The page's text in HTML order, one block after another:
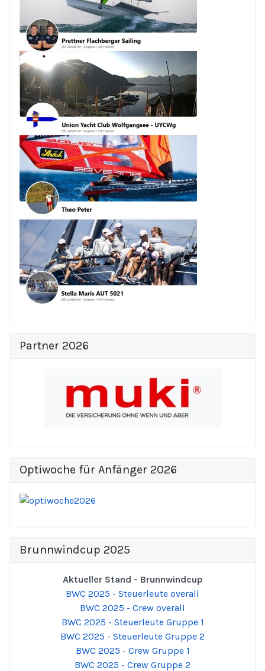
Partner 2026
Optiwoche für Anfänger 2026
Brunnwindcup 2025
Aktueller Stand - Brunnwindcup
BWC 2025 - Steuerleute overall
BWC 2025 - Crew overall
BWC 2025 - Steuerleute Gruppe 1
BWC 2025 - Steuerleute Gruppe 2
BWC 2025 - Crew Gruppe 1
BWC 2025 - Crew Gruppe 2